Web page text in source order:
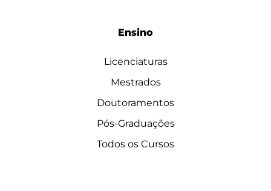
Ensino
Licenciaturas
Mestrados
Doutoramentos
Pós-Graduações
Todos os Cursos